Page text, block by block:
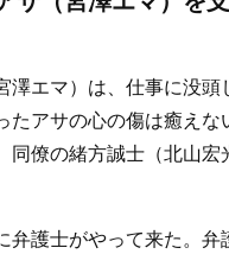
澤エマ）は、仕事に没頭
たアサの心の傷は癒えな
同僚の緒方誠士（北山
弁護士がやって来た。弁